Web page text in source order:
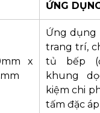
ỨNG
x
Ứng dụng
trang trí,
tủ bếp
khung
kiệm chi
tấm đặc